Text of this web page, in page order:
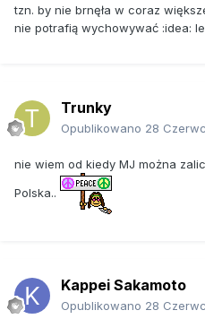
tzn. by nie brnęła w coraz
nie potrafią wychowywać :idea:
Trunky
Opublikowano 28
nie wiem od kiedy MJ można
Polska..
Kappei Sakamoto
Opublikowano 28